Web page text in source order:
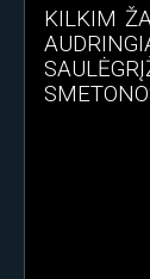
KILKIM